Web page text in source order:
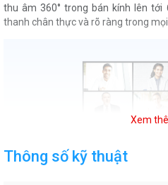
thu âm 360° trong bán kính lên
thanh chân thực và rõ ràng trong mọi
Xem
Thông số kỹ thuật